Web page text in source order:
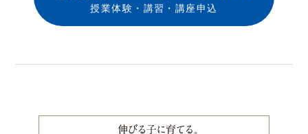
授業体験・講習・講座申込